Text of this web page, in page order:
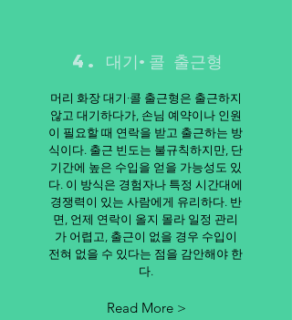
4. 대기·콜 출근형
머리 화장 대기·콜 출근형은 출근하지
않고 대기하다가, 손님 예약이나 인원
이 필요할 때 연락을 받고 출근하는 방
식이다. 출근 빈도는 불규칙하지만, 단
기간에 높은 수입을 얻을 가능성도 있
다. 이 방식은 경험자나 특정 시간대에
경쟁력이 있는 사람에게 유리하다. 반
면, 언제 연락이 올지 몰라 일정 관리
가 어렵고, 출근이 없을 경우 수입이
전혀 없을 수 있다는 점을 감안해야 한
다.
Read More >